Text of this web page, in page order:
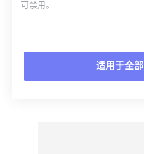
可禁用。
适用于全部